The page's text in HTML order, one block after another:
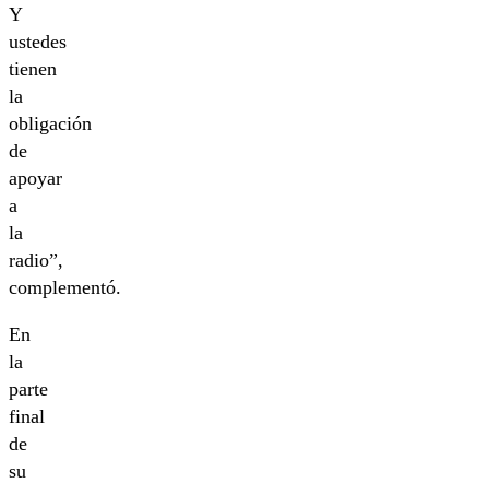
Y
ustedes
tienen
la
obligación
de
apoyar
a
la
radio”,
complementó.
En
la
parte
final
de
su